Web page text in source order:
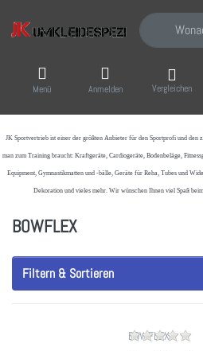
Geben Sie
Menü Anmelden Vergleichen
JK Sportvertrieb ist einer der größten Anbieter für den Sportprofi und den
man zum Training braucht: Kraftgeräte, Cardiogeräte, Bodenbeläge,
Equipment, Gymnastikmatten und -bälle, Geräte für Reha, Tubes und
Dekoration und vieles mehr. Wir wünschen Ihnen viel Spaß
BOWFLEX
Filtern & Sortieren
BOWFLEX